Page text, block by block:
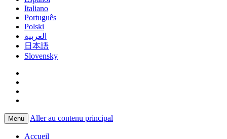
Italiano
Português
Polski
العربية
日本語
Slovensky
Menu Aller au contenu principal
Accueil